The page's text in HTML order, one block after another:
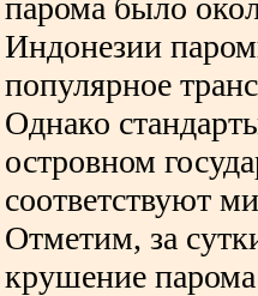
парома было
Индонезии
популярное
Однако
островном
соответствуют
Отметим, за
крушение парома